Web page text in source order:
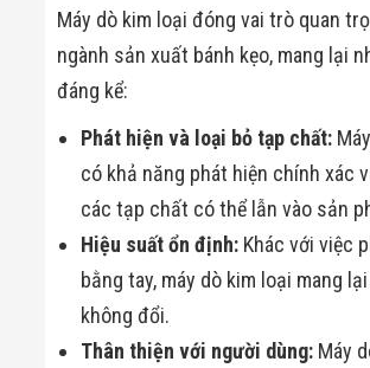
Máy dò kim loại đóng vai trò quan
ngành sản xuất bánh kẹo, mang lại
đáng kể:
Phát hiện và loại bỏ tạp chất:
có khả năng phát hiện chính xác
các tạp chất có thể lẫn vào sản
Hiệu suất ổn định: Khác với việc
bằng tay, máy dò kim loại mang
không đổi.
Thân thiện với người dùng: Máy